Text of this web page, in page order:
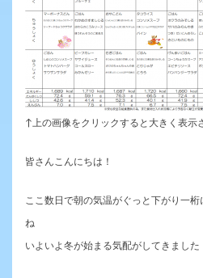
↑上の画像をクリックすると大きく表示
皆さんこんにちは！
ここ数日で朝の気温がぐっと下がり一
ね
いよいよ冬が始まる気配がしてきました